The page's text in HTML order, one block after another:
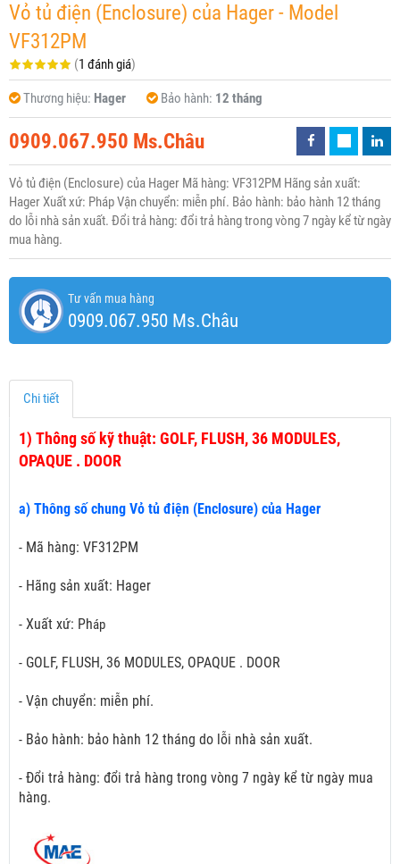
Vỏ tủ điện (Enclosure) của Hager - Model
VF312PM
(1 đánh giá)
Thương hiệu: Hager Bảo hành: 12 tháng
0909.067.950 Ms.Châu
Vỏ tủ điện (Enclosure) của Hager Mã hàng: VF312PM Hãng sản xuất:
Hager Xuất xứ: Pháp Vận chuyển: miễn phí. Bảo hành: bảo hành 12 tháng
do lỗi nhà sản xuất. Đổi trả hàng: đổi trả hàng trong vòng 7 ngày kể từ ngày
mua hàng.
Tư vấn mua hàng
0909.067.950 Ms.Châu
Chi tiết
1) Thông số kỹ thuật: GOLF, FLUSH, 36 MODULES,
OPAQUE . DOOR
a) Thông số chung Vỏ tủ điện (Enclosure) của Hager
- Mã hàng: VF312PM
- Hãng sản xuất: Hager
- Xuất xứ: Pháp
- GOLF, FLUSH, 36 MODULES, OPAQUE . DOOR
- Vận chuyển: miễn phí.
- Bảo hành: bảo hành 12 tháng do lỗi nhà sản xuất.
- Đổi trả hàng: đổi trả hàng trong vòng 7 ngày kể từ ngày mua
hàng.